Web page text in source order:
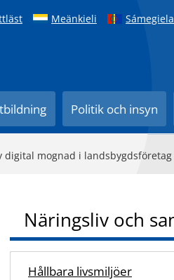
Meänkieli
Politik och insyn
digital mognad i landsbygdsföretag
Näringsliv och
Hållbara livsmiljöer